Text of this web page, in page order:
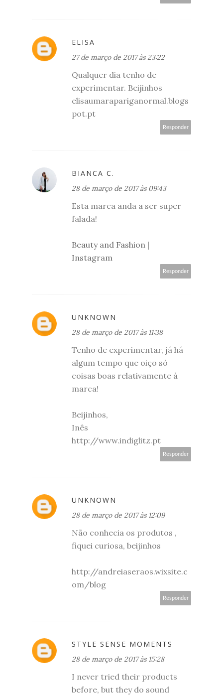
ELISA
27 de março de 2017 às 23:22
Qualquer dia tenho de
experimentar. Beijinhos
elisaumarapariganormal.blogs
pot.pt
Responder
BIANCA C.
28 de março de 2017 às 09:43
Esta marca anda a ser super
falada!
Beauty and Fashion |
Instagram
Responder
UNKNOWN
28 de março de 2017 às 11:38
Tenho de experimentar, já há
algum tempo que oiço só
coisas boas relativamente à
marca!
Beijinhos,
Inês
http://www.indiglitz.pt
Responder
UNKNOWN
28 de março de 2017 às 12:09
Não conhecia os produtos ,
fiquei curiosa, beijinhos
http://andreiaseraos.wixsite.c
om/blog
Responder
STYLE SENSE MOMENTS
28 de março de 2017 às 15:28
I never tried their products
before, but they do sound